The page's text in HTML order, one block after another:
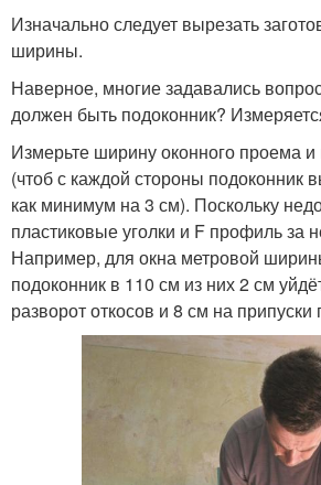
Изначально следует вырезать
ширины.
Наверное, многие задавались
должен быть подоконник?
Измерьте ширину оконного проема и
(чтоб с каждой стороны подоконник
как минимум на 3 см). Поскольку
пластиковые уголки и F профиль за
Например, для окна метровой
подоконник в 110 см из них 2 см
разворот откосов и 8 см на припуски